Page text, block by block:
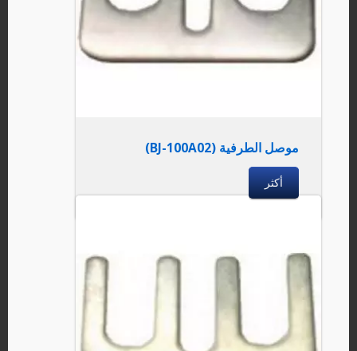
موصل الطرفية (BJ-100A02)
أكثر